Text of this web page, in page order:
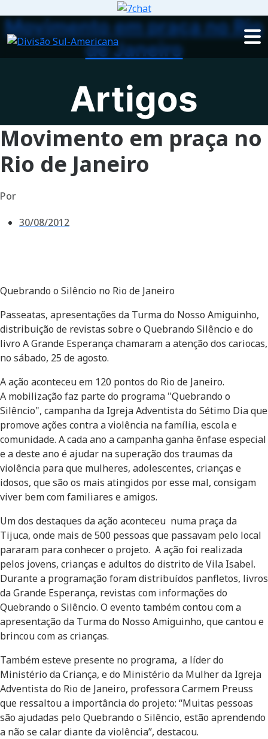
Movimento em praça no Rio
de Janeiro
Artigos
Movimento em praça no
Rio de Janeiro
Por
30/08/2012
Quebrando o Silêncio no Rio de Janeiro
Passeatas, apresentações da Turma do Nosso Amiguinho,
distribuição de revistas sobre o Quebrando Silêncio e do
livro A Grande Esperança chamaram a atenção dos cariocas,
no sábado, 25 de agosto.
A ação aconteceu em 120 pontos do Rio de Janeiro.
A mobilização faz parte do programa "Quebrando o
Silêncio", campanha da Igreja Adventista do Sétimo Dia que
promove ações contra a violência na família, escola e
comunidade. A cada ano a campanha ganha ênfase especial
e a deste ano é ajudar na superação dos traumas da
violência para que mulheres, adolescentes, crianças e
idosos, que são os mais atingidos por esse mal, consigam
viver bem com familiares e amigos.
Um dos destaques da ação aconteceu numa praça da
Tijuca, onde mais de 500 pessoas que passavam pelo local
pararam para conhecer o projeto. A ação foi realizada
pelos jovens, crianças e adultos do distrito de Vila Isabel.
Durante a programação foram distribuídos panfletos, livros
da Grande Esperança, revistas com informações do
Quebrando o Silêncio. O evento também contou com a
apresentação da Turma do Nosso Amiguinho, que cantou e
brincou com as crianças.
Também esteve presente no programa, a líder do
Ministério da Criança, e do Ministério da Mulher da Igreja
Adventista do Rio de Janeiro, professora Carmem Preuss
que ressaltou a importância do projeto: “Muitas pessoas
são ajudadas pelo Quebrando o Silêncio, estão aprendendo
a não se calar diante da violência”, destacou.